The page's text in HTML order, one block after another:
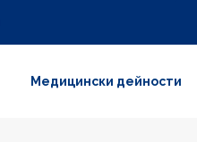
Медицински дейности